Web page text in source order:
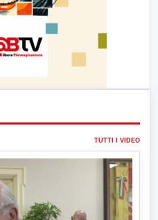
TUTTI I VIDEO